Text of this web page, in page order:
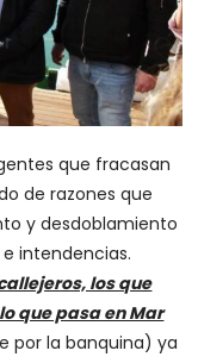
que fracasan
de razones que
y desdoblamiento
intendencias.
los que
que pasa en Mar
por la banquina) ya